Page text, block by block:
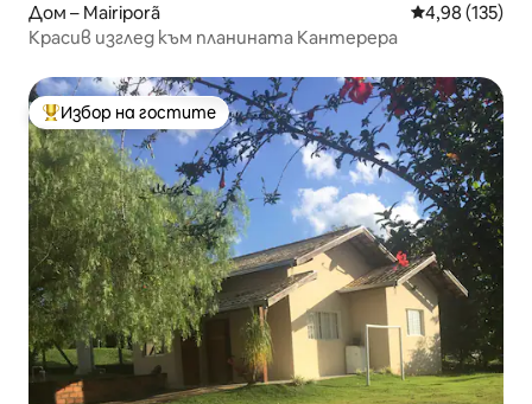
Дом – Mairiporã Средна
4,98 (135)
Красив изглед към планината Кантерера
Най-популярен избор на гостите
Избор на гостите